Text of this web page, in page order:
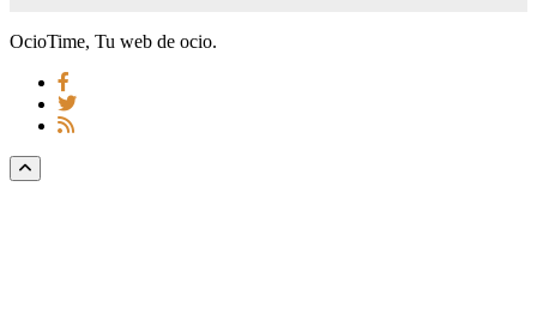
OcioTime, Tu web de ocio.